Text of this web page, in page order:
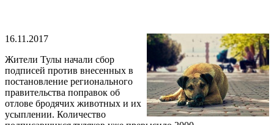
16.11.2017
Жители Тулы начали сбор
подписей против внесенных в
постановление регионального
правительства поправок об
отлове бродячих животных и их
усыплении. Количество